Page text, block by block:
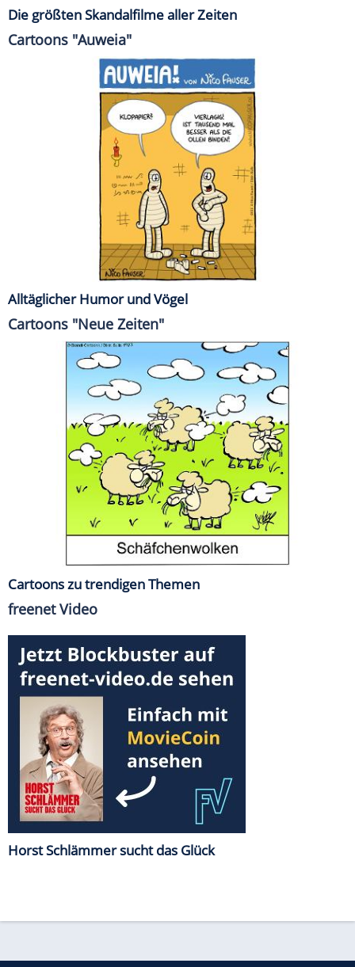
Die größten Skandalfilme aller Zeiten
Cartoons "Auweia"
Alltäglicher Humor und Vögel
Cartoons "Neue Zeiten"
Cartoons zu trendigen Themen
freenet Video
Horst Schlämmer sucht das Glück